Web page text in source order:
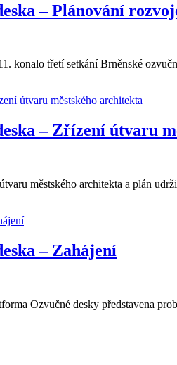
– Plánování
konalo třetí setkání Brněnské
– Zřízení útvaru
městského architekta a plán
– Zahájení
Ozvučné desky představena